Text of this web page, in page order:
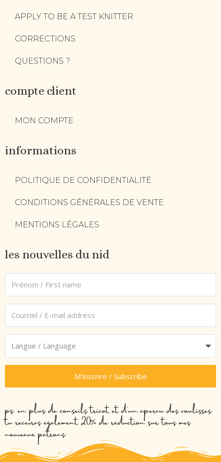
APPLY TO BE A TEST KNITTER
CORRECTIONS
QUESTIONS ?
compte client
MON COMPTE
informations
POLITIQUE DE CONFIDENTIALITÉ
CONDITIONS GÉNÉRALES DE VENTE
MENTIONS LÉGALES
les nouvelles du nid
M'inscrire / Subscribe
ps: en plus de conseils tricot et d’un aperçu des coulisses,
tu recevras également 20% de réduction sur tous mes
nouveaux patrons